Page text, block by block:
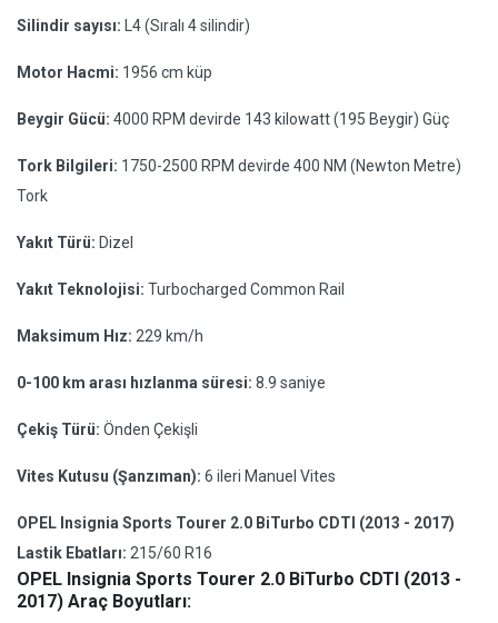
Silindir sayısı: L4 (Sıralı 4 silindir)
Motor Hacmi: 1956 cm küp
Beygir Gücü: 4000 RPM devirde 143 kilowatt (195 Beygir) Güç
Tork Bilgileri: 1750-2500 RPM devirde 400 NM (Newton Metre)
Tork
Yakıt Türü: Dizel
Yakıt Teknolojisi: Turbocharged Common Rail
Maksimum Hız: 229 km/h
0-100 km arası hızlanma süresi: 8.9 saniye
Çekiş Türü: Önden Çekişli
Vites Kutusu (Şanzıman): 6 ileri Manuel Vites
OPEL Insignia Sports Tourer 2.0 BiTurbo CDTI (2013 - 2017)
Lastik Ebatları: 215/60 R16
OPEL Insignia Sports Tourer 2.0 BiTurbo CDTI (2013 -
2017) Araç Boyutları: